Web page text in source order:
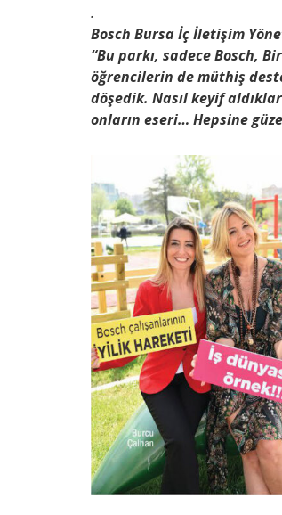
.
Bosch Bursa İç İletişim
“Bu parkı, sadece Bosch,
öğrencilerin de müthiş
döşedik. Nasıl keyif
onların eseri… Hepsine